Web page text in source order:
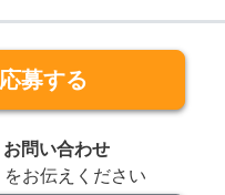
募する
問い合わせ
をお伝えください